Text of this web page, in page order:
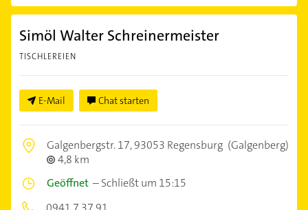
Simöl Walter Schreinermeister
TISCHLEREIEN
E-Mail Chat starten
Galgenbergstr. 17,93053 Regensburg (Galgenberg)
4,8 km
Geöffnet –Schließt um 15:15